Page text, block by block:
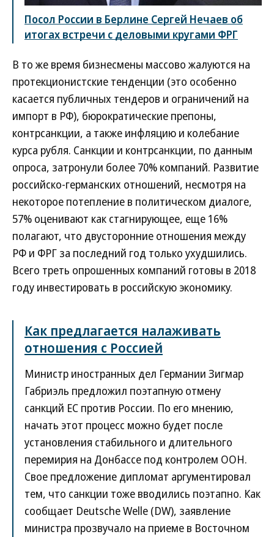
Посол России в Берлине Сергей Нечаев об
итогах встречи с деловыми кругами ФРГ
В то же время бизнесмены массово жалуются на
протекционистские тенденции (это особенно
касается публичных тендеров и ограничений на
импорт в РФ), бюрократические препоны,
контрсанкции, а также инфляцию и колебание
курса рубля. Санкции и контрсанкции, по данным
опроса, затронули более 70% компаний. Развитие
российско-германских отношений, несмотря на
некоторое потепление в политическом диалоге,
57% оценивают как стагнирующее, еще 16%
полагают, что двусторонние отношения между
РФ и ФРГ за последний год только ухудшились.
Всего треть опрошенных компаний готовы в 2018
году инвестировать в российскую экономику.
Как предлагается налаживать
отношения с Россией
Министр иностранных дел Германии Зигмар
Габриэль предложил поэтапную отмену
санкций ЕС против России. По его мнению,
начать этот процесс можно будет после
установления стабильного и длительного
перемирия на Донбассе под контролем ООН.
Свое предложение дипломат аргументировал
тем, что санкции тоже вводились поэтапно. Как
сообщает Deutsche Welle (DW), заявление
министра прозвучало на приеме в Восточном